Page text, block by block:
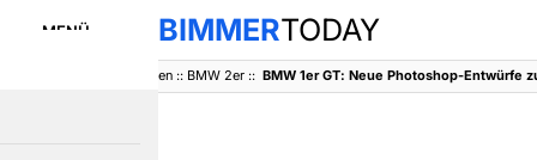
MENÜ BIMMERTODAY
Baureihen:: BMW 2er::